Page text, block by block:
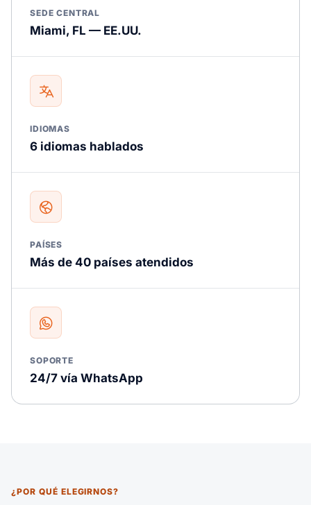
SEDE CENTRAL
Miami, FL — EE.UU.
IDIOMAS
6 idiomas hablados
PAÍSES
Más de 40 países atendidos
SOPORTE
24/7 vía WhatsApp
¿POR QUÉ ELEGIRNOS?